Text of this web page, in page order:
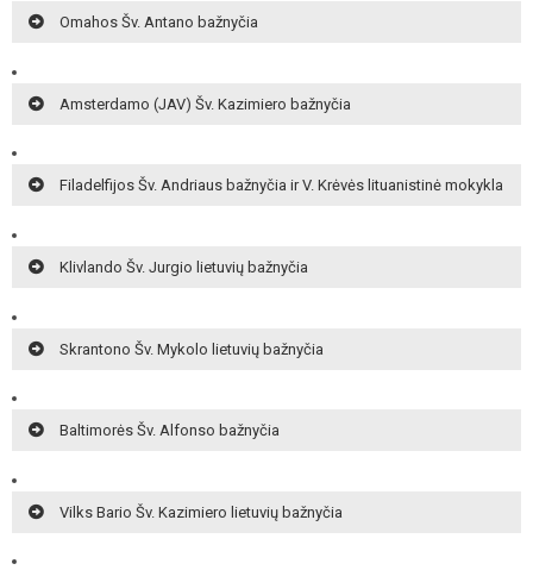
Omahos Šv. Antano bažnyčia
Amsterdamo (JAV) Šv. Kazimiero bažnyčia
Filadelfijos Šv. Andriaus bažnyčia ir V. Krėvės lituanistinė mokykla
Klivlando Šv. Jurgio lietuvių bažnyčia
Skrantono Šv. Mykolo lietuvių bažnyčia
Baltimorės Šv. Alfonso bažnyčia
Vilks Bario Šv. Kazimiero lietuvių bažnyčia